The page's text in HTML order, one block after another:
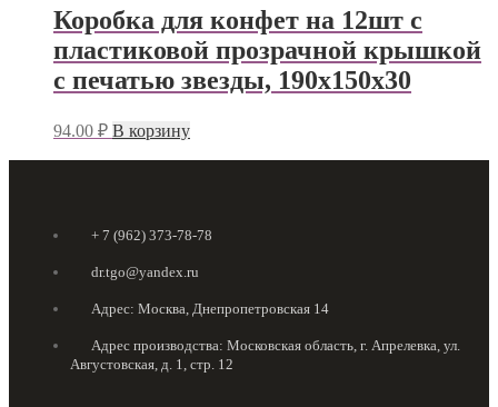
Коробка для конфет на 12шт с
пластиковой прозрачной крышкой
с печатью звезды, 190х150х30
94.00 ₽ В корзину
+ 7 (962) 373-78-78
dr.tgo@yandex.ru
Адрес: Москва, Днепропетровская 14
Адрес производства: Московская область, г. Апрелевка, ул.
Августовская, д. 1, стр. 12